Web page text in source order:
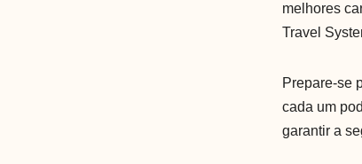
melhores
Travel
Prepare-se
cada um
garantir a